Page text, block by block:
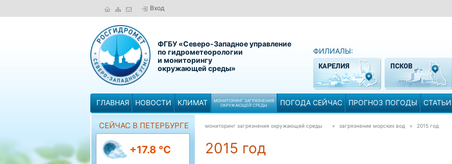
Вход
ФГБУ «Северо-Западное управление
по гидрометеорологии
и мониторингу
окружающей среды»
ФИЛИАЛЫ:
ГЛАВНАЯ НОВОСТИ КЛИМАТ
МОНИТОРИНГ ЗАГРЯЗНЕНИЯ
ОКРУЖАЮЩЕЙ СРЕДЫ
ПОГОДА СЕЙЧАС ПРОГНОЗ ПОГОДЫ СТАТЬИ
СЕЙЧАС В ПЕТЕРБУРГЕ
+17.8 °C
мониторинг загрязнения окружающей среды » загрязнение морских вод » 2015 год
2015 год